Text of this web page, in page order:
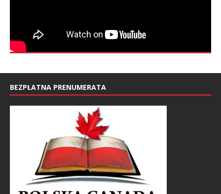
BEZPŁATNA PRENUMERATA